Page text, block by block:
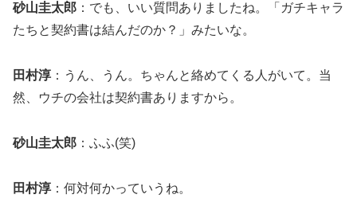
砂山圭太郎 ：でも、いい質問ありましたね。「ガチキャラ
たちと契約書は結んだのか？」みたいな。
田村淳 ：うん、うん。ちゃんと絡めてくる人がいて。当
然、ウチの会社は契約書ありますから。
砂山圭太郎 ：ふふ(笑)
田村淳 ：何対何かっていうね。